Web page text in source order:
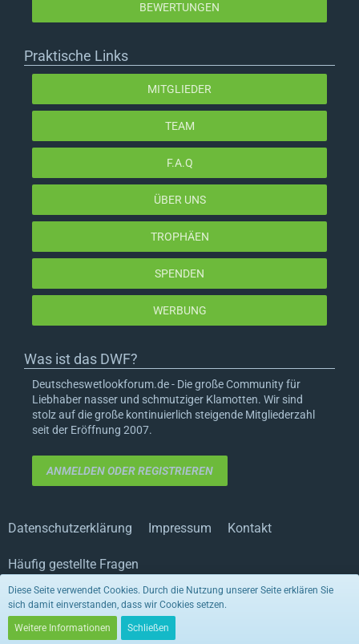
BEWERTUNGEN
Praktische Links
MITGLIEDER
TEAM
F.A.Q
ÜBER UNS
TROPHÄEN
SPENDEN
WERBUNG
Was ist das DWF?
Deutscheswetlookforum.de - Die große Community für
Liebhaber nasser und schmutziger Klamotten. Wir sind
stolz auf die große kontinuierlich steigende Mitgliederzahl
seit der Eröffnung 2007.
ANMELDEN ODER REGISTRIEREN
Datenschutzerklärung Impressum Kontakt
Häufig gestellte Fragen
Stil von:ForoStyle
Stil ändern
Community-Software:
Diese Seite verwendet Cookies. Durch die Nutzung unserer Seite erklären Sie
sich damit einverstanden, dass wir Cookies setzen.
Weitere Informationen Schließen